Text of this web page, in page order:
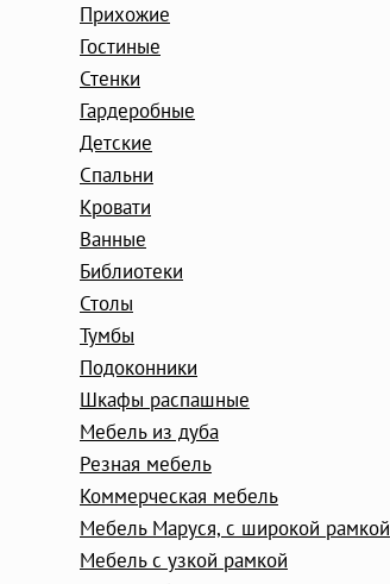
Прихожие
Гостиные
Стенки
Гардеробные
Детские
Cпальни
Кровати
Ванные
Библиотеки
Столы
Тумбы
Подоконники
Шкафы распашные
Мебель из дуба
Резная мебель
Коммерческая мебель
Мебель Маруся, с широкой рамкой
Мебель с узкой рамкой